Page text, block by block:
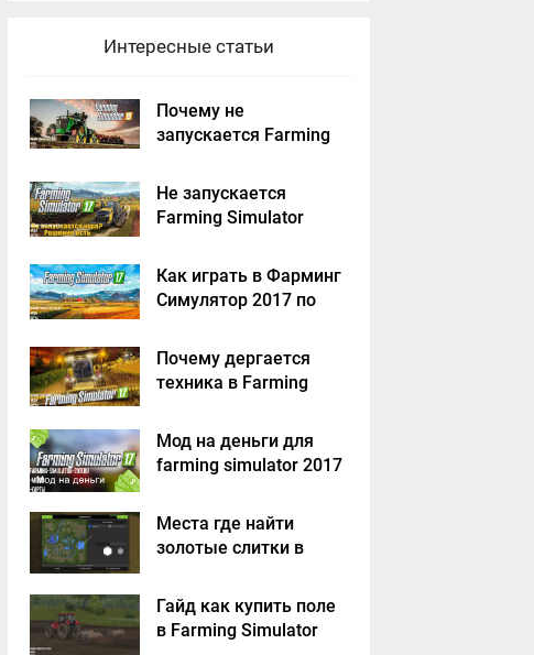
Интересные статьи
Почему не
запускается Farming
решение
Не запускается
Farming Simulator
Как играть в Фарминг
Симулятор 2017 по
Почему дергается
техника в Farming
Мод на деньги для
farming simulator 2017
Места где найти
золотые слитки в
2017?
Гайд как купить поле
в Farming Simulator